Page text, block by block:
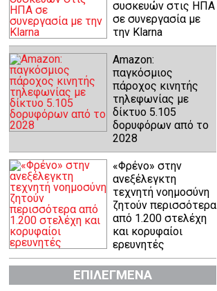
συσκευών στις ΗΠΑ
σε συνεργασία με
την Klarna
Amazon:
παγκόσμιος
πάροχος κινητής
τηλεφωνίας με
δίκτυο 5.105
δορυφόρων από το
2028
«Φρένο» στην
ανεξέλεγκτη
τεχνητή νοημοσύνη
ζητούν περισσότερα
από 1.200 στελέχη
και κορυφαίοι
ερευνητές
ΕΠΙΛΕΓΜΕΝΑ